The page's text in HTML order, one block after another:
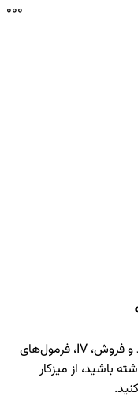
000
اگر می‌خواهید اطلاعات لحظه‌ای، صف خرید و فروش، IV، فرمول‌های
باشید، از میزکار